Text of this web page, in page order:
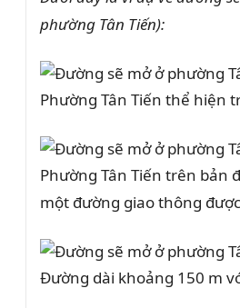
phường Tân Tiến):
Phường Tân Tiến thể hiện
Phường Tân Tiến trên bản
một đường giao thông
Đường dài khoảng 150 m